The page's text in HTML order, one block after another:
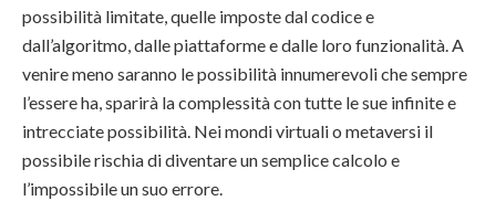
possibilità limitate, quelle imposte dal codice e
dall’algoritmo, dalle piattaforme e dalle loro funzionalità. A
venire meno saranno le possibilità innumerevoli che sempre
l’essere ha, sparirà la complessità con tutte le sue infinite e
intrecciate possibilità. Nei mondi virtuali o metaversi il
possibile rischia di diventare un semplice calcolo e
l’impossibile un suo errore.